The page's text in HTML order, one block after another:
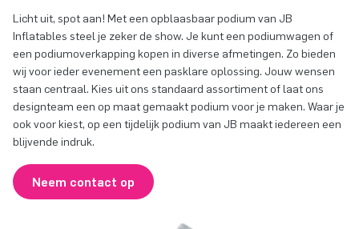
Licht uit, spot aan! Met een opblaasbaar podium van JB
Inflatables steel je zeker de show. Je kunt een podiumwagen of
een podiumoverkapping kopen in diverse afmetingen. Zo bieden
wij voor ieder evenement een pasklare oplossing. Jouw wensen
staan centraal. Kies uit ons standaard assortiment of laat ons
designteam een op maat gemaakt podium voor je maken. Waar je
ook voor kiest, op een tijdelijk podium van JB maakt iedereen een
blijvende indruk.
Neem contact op